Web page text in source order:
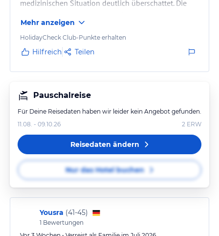
medizinischen Situation deutlich überschattet. Die
Erfahrung nicht weiterempfehlen, da die
entstandenen Kosten aus unserer Sicht in keinem
nachvollziehbaren Verhältnis zur erhaltenen Leistung
Mehr anzeigen
HolidayCheck Club-Punkte erhalten
Hilfreich Teilen
Pauschalreise
Für Deine Reisedaten haben wir leider kein Angebot gefunden.
11.08. - 09.10.26
2 ERW
Reisedaten ändern
Nur das Hotel buchen
Yousra (41-45)
1 Bewertungen